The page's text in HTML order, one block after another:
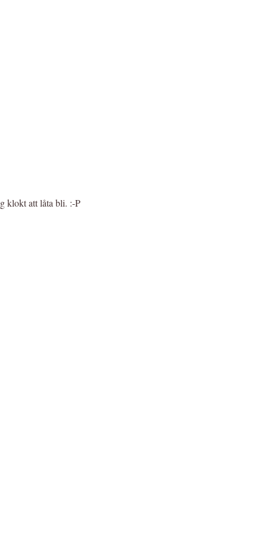
klokt att låta bli. :-P